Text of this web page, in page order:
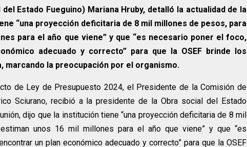
Estado Fueguino) Mariana Hruby, detalló la actualidad de la
“una proyección deficitaria de 8 mil millones de pesos, para
para el año que viene” y que “es necesario poner el foco,
adecuado y correcto” para que la OSEF brinde los
marcando la preocupación por el organismo.
de Ley de Presupuesto 2024, el Presidente de la Comisión de
Sciurano, recibió a la presidente de la Obra social del Estado
dijo que la institución tiene “una proyección deficitaria de 8 mil
unos 16 mil millones para el año que viene” y que “es
un plan económico adecuado y correcto” para que la OSEF